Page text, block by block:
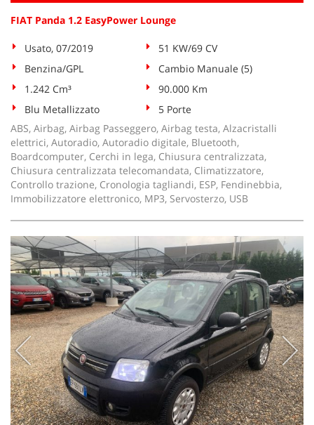
FIAT Panda 1.2 EasyPower Lounge
Usato, 07/2019
51 KW/69 CV
Benzina/GPL
Cambio Manuale (5)
1.242 Cm³
90.000 Km
Blu Metallizzato
5 Porte
ABS, Airbag, Airbag Passeggero, Airbag testa, Alzacristalli
elettrici, Autoradio, Autoradio digitale, Bluetooth,
Boardcomputer, Cerchi in lega, Chiusura centralizzata,
Chiusura centralizzata telecomandata, Climatizzatore,
Controllo trazione, Cronologia tagliandi, ESP, Fendinebbia,
Immobilizzatore elettronico, MP3, Servosterzo, USB